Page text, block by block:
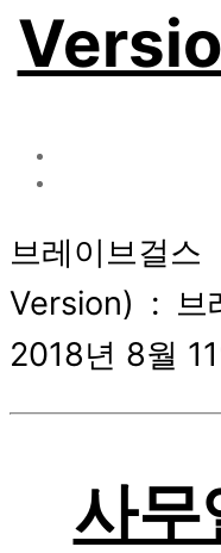
브레이브
Version) : 브
2018년 8월
사무